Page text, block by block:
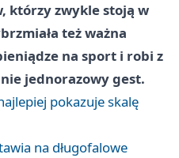
którzy zwykle stoją w
też ważna
na sport i robi z
jednorazowy gest.
pokazuje skalę
na długofalowe